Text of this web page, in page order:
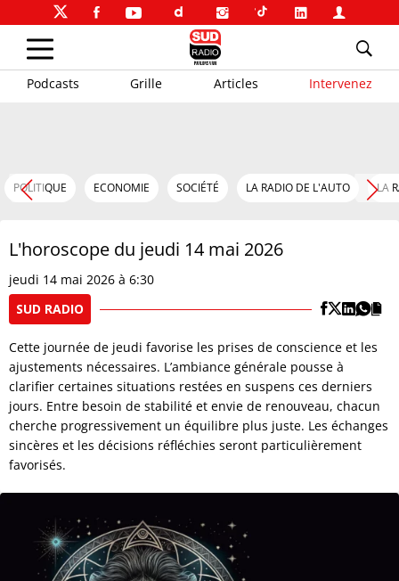
Podcasts Grille Articles Intervenez
POLITIQUE ECONOMIE SOCIÉTÉ LA RADIO DE L'AUTO LA
L'horoscope du jeudi 14 mai 2026
jeudi 14 mai 2026 à 6:30
SUD RADIO
Cette journée de jeudi favorise les prises de conscience et les
ajustements nécessaires. L’ambiance générale pousse à
clarifier certaines situations restées en suspens ces derniers
jours. Entre besoin de stabilité et envie de renouveau, chacun
cherche progressivement un équilibre plus juste. Les échanges
sincères et les décisions réfléchies seront particulièrement
favorisés.